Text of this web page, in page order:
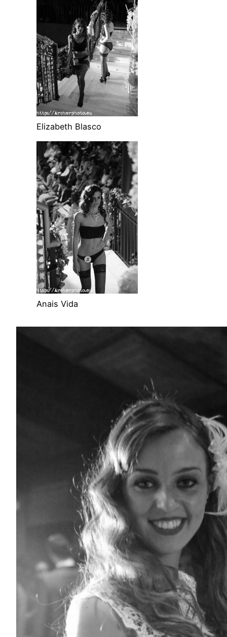
Elizabeth Blasco
Anais Vida